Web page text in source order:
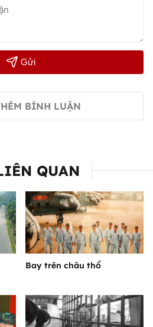
Gửi
BÌNH LUẬN
QUAN
Bay trên châu thổ